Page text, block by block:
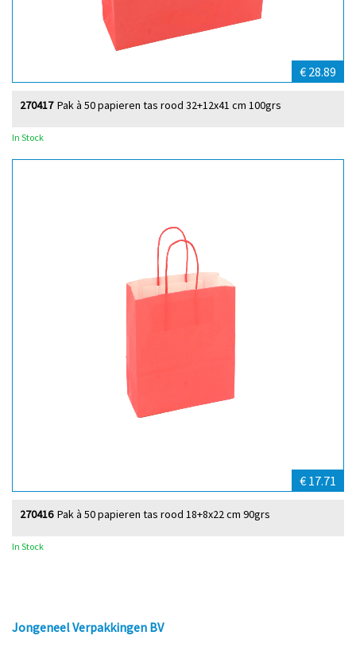
€ 28.89
Pak à 50 papieren tas rood 32+12x41 cm 100grs
270417
In Stock
€ 17.71
Pak à 50 papieren tas rood 18+8x22 cm 90grs
270416
In Stock
Jongeneel Verpakkingen BV